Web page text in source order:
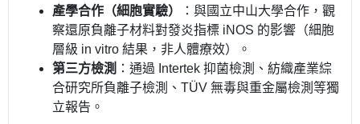
產學合作（細胞實驗）
：與國立中山大學合作，觀
察還原負離子材料對發炎指標 iNOS 的影響（細胞
層級 in vitro 結果，非人體療效）。
第三方檢測 ：通過 Intertek 抑菌檢測、紡織產業綜
合研究所負離子檢測、TÜV 無毒與重金屬檢測等獨
立報告。